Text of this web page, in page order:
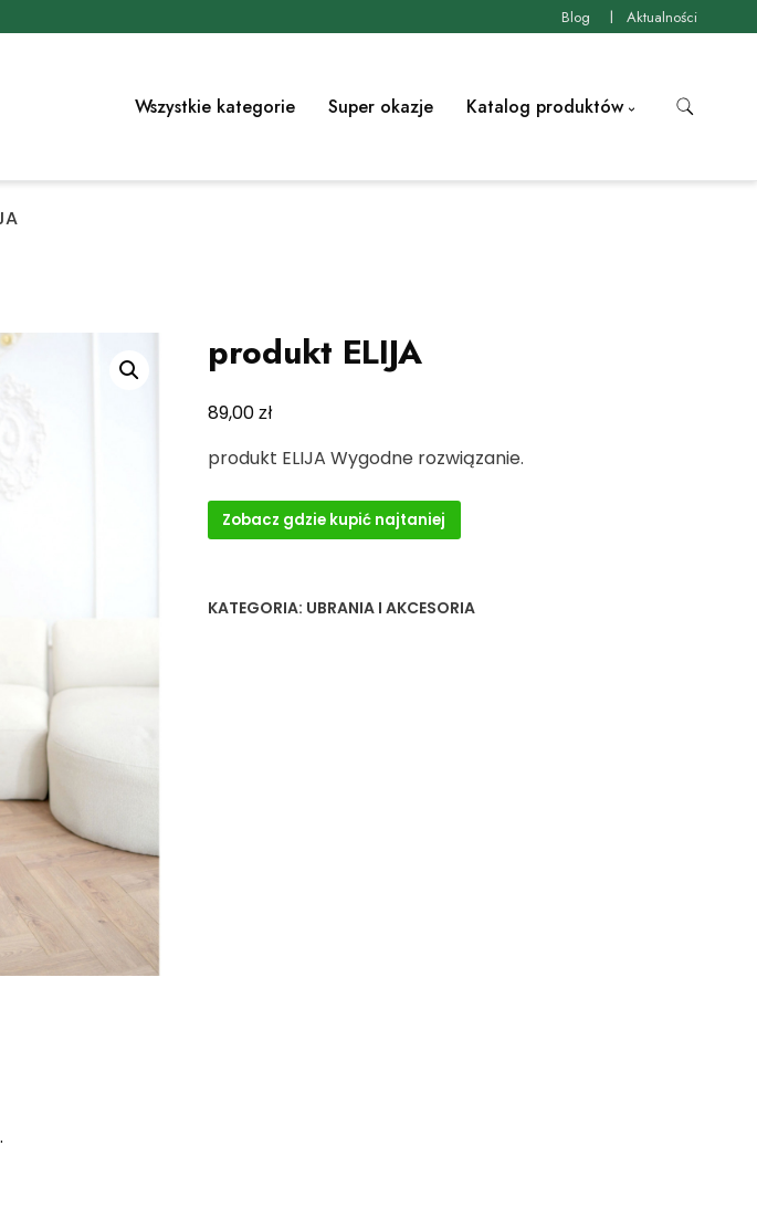
Blog Aktualności
Wszystkie kategorie Super okazje Katalog produktów
produkt ELIJA
89,00zł
produkt ELIJA Wygodne rozwiązanie.
Zobacz gdzie kupić najtaniej
KATEGORIA: UBRANIA I AKCESORIA